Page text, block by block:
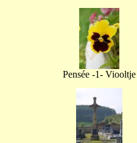
Pensée -1- Viooltje